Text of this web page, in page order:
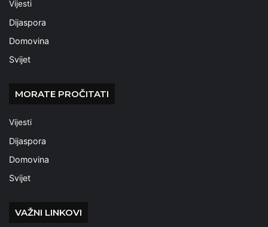
Vijesti
Dijaspora
Domovina
Svijet
MORATE PROČITATI
Vijesti
Dijaspora
Domovina
Svijet
VAŽNI LINKOVI